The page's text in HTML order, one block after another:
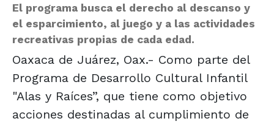
El programa busca el derecho al descanso y
el esparcimiento, al juego y a las actividades
recreativas propias de cada edad.
Oaxaca de Juárez, Oax.- Como parte del
Programa de Desarrollo Cultural Infantil
"Alas y Raíces”, que tiene como objetivo
acciones destinadas al cumplimiento de